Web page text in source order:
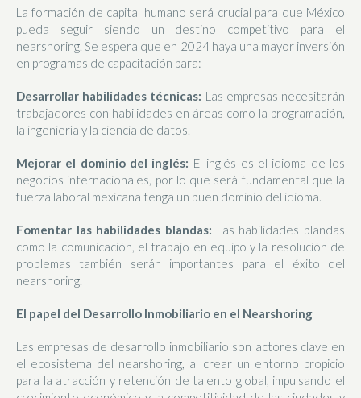
La formación de capital humano será crucial para que México
pueda seguir siendo un destino competitivo para el
nearshoring. Se espera que en 2024 haya una mayor inversión
en programas de capacitación para:
Desarrollar habilidades técnicas: Las empresas necesitarán
trabajadores con habilidades en áreas como la programación,
la ingeniería y la ciencia de datos.
Mejorar el dominio del inglés: El inglés es el idioma de los
negocios internacionales, por lo que será fundamental que la
fuerza laboral mexicana tenga un buen dominio del idioma.
Fomentar las habilidades blandas: Las habilidades blandas
como la comunicación, el trabajo en equipo y la resolución de
problemas también serán importantes para el éxito del
nearshoring.
El papel del Desarrollo Inmobiliario en el Nearshoring
Las empresas de desarrollo inmobiliario son actores clave en
el ecosistema del nearshoring, al crear un entorno propicio
para la atracción y retención de talento global, impulsando el